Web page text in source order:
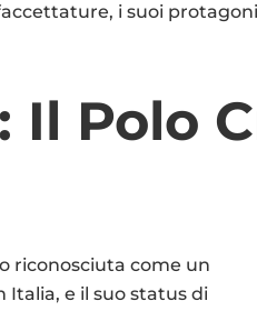
i suoi
Il Polo
riconosciuta come un
Italia, e il suo status di